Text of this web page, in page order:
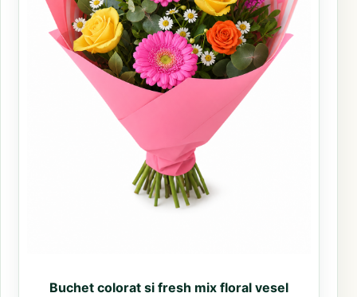
Buchet colorat si fresh mix floral vesel